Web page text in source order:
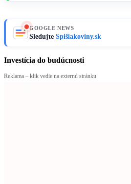
GOOGLE NEWS
Sledujte Spišiakoviny.sk
Investícia do budúcnosti
Reklama – klik vedie na externú stránku